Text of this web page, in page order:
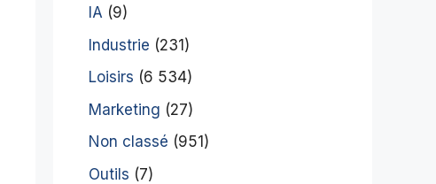
IA (9)
Industrie (231)
Loisirs (6 534)
Marketing (27)
Non classé (951)
Outils (7)